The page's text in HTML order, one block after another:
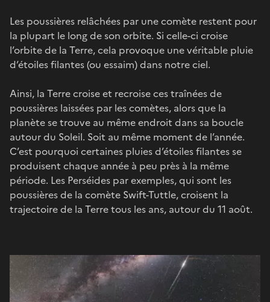
Les poussières relâchées par une comète restent pour
la plupart le long de son orbite. Si celle-ci croise
l’orbite de la Terre, cela provoque une véritable pluie
d’étoiles filantes (ou essaim) dans notre ciel.
Ainsi, la Terre croise et recroise ces traînées de
poussières laissées par les comètes, alors que la
planète se trouve au même endroit dans sa boucle
autour du Soleil. Soit au même moment de l’année.
C’est pourquoi certaines pluies d’étoiles filantes se
produisent chaque année à peu près à la même
période. Les Perséides par exemples, qui sont les
poussières de la comète Swift-Tuttle, croisent la
trajectoire de la Terre tous les ans, autour du 11 août.